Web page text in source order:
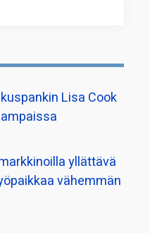
Lisa Cook
yllättävä
vähemmän